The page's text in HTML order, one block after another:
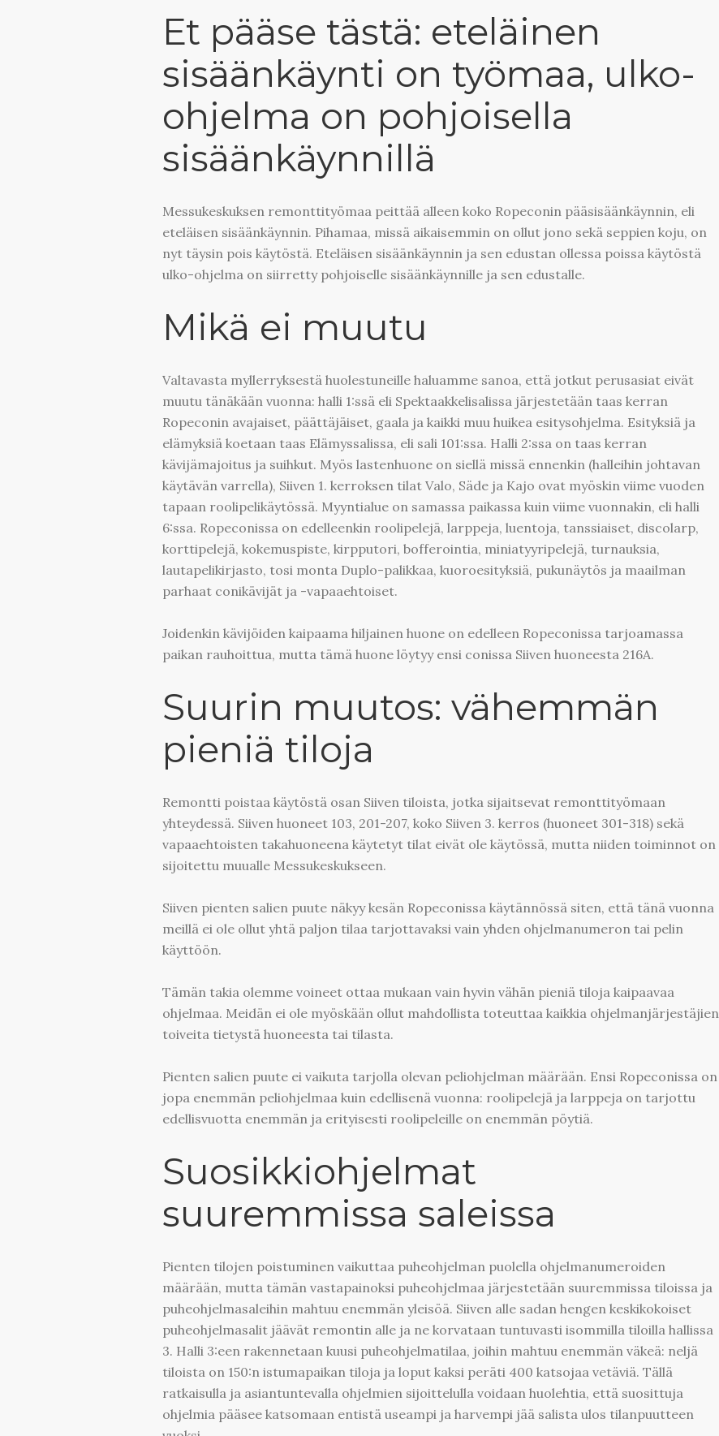
Et pääse tästä: eteläinen
sisäänkäynti on työmaa, ulko-
ohjelma on pohjoisella
sisäänkäynnillä
Messukeskuksen remonttityömaa peittää alleen koko Ropeconin pääsisäänkäynnin, eli
eteläisen sisäänkäynnin. Pihamaa, missä aikaisemmin on ollut jono sekä seppien koju, on
nyt täysin pois käytöstä. Eteläisen sisäänkäynnin ja sen edustan ollessa poissa käytöstä
ulko-ohjelma on siirretty pohjoiselle sisäänkäynnille ja sen edustalle.
Mikä ei muutu
Valtavasta myllerryksestä huolestuneille haluamme sanoa, että jotkut perusasiat eivät
muutu tänäkään vuonna: halli 1:ssä eli Spektaakkelisalissa järjestetään taas kerran
Ropeconin avajaiset, päättäjäiset, gaala ja kaikki muu huikea esitysohjelma. Esityksiä ja
elämyksiä koetaan taas Elämyssalissa, eli sali 101:ssa. Halli 2:ssa on taas kerran
kävijämajoitus ja suihkut. Myös lastenhuone on siellä missä ennenkin (halleihin johtavan
käytävän varrella), Siiven 1. kerroksen tilat Valo, Säde ja Kajo ovat myöskin viime vuoden
tapaan roolipelikäytössä. Myyntialue on samassa paikassa kuin viime vuonnakin, eli halli
6:ssa. Ropeconissa on edelleenkin roolipelejä, larppeja, luentoja, tanssiaiset, discolarp,
korttipelejä, kokemuspiste, kirpputori, bofferointia, miniatyyripelejä, turnauksia,
lautapelikirjasto, tosi monta Duplo-palikkaa, kuoroesityksiä, pukunäytös ja maailman
parhaat conikävijät ja -vapaaehtoiset.
Joidenkin kävijöiden kaipaama hiljainen huone on edelleen Ropeconissa tarjoamassa
paikan rauhoittua, mutta tämä huone löytyy ensi conissa Siiven huoneesta 216A.
Suurin muutos: vähemmän
pieniä tiloja
Remontti poistaa käytöstä osan Siiven tiloista, jotka sijaitsevat remonttityömaan
yhteydessä. Siiven huoneet 103, 201-207, koko Siiven 3. kerros (huoneet 301-318) sekä
vapaaehtoisten takahuoneena käytetyt tilat eivät ole käytössä, mutta niiden toiminnot on
sijoitettu muualle Messukeskukseen.
Siiven pienten salien puute näkyy kesän Ropeconissa käytännössä siten, että tänä vuonna
meillä ei ole ollut yhtä paljon tilaa tarjottavaksi vain yhden ohjelmanumeron tai pelin
käyttöön.
Tämän takia olemme voineet ottaa mukaan vain hyvin vähän pieniä tiloja kaipaavaa
ohjelmaa. Meidän ei ole myöskään ollut mahdollista toteuttaa kaikkia ohjelmanjärjestäjien
toiveita tietystä huoneesta tai tilasta.
Pienten salien puute ei vaikuta tarjolla olevan peliohjelman määrään. Ensi Ropeconissa on
jopa enemmän peliohjelmaa kuin edellisenä vuonna: roolipelejä ja larppeja on tarjottu
edellisvuotta enemmän ja erityisesti roolipeleille on enemmän pöytiä.
Suosikkiohjelmat
suuremmissa saleissa
Pienten tilojen poistuminen vaikuttaa puheohjelman puolella ohjelmanumeroiden
määrään, mutta tämän vastapainoksi puheohjelmaa järjestetään suuremmissa tiloissa ja
puheohjelmasaleihin mahtuu enemmän yleisöä. Siiven alle sadan hengen keskikokoiset
puheohjelmasalit jäävät remontin alle ja ne korvataan tuntuvasti isommilla tiloilla hallissa
3. Halli 3:een rakennetaan kuusi puheohjelmatilaa, joihin mahtuu enemmän väkeä: neljä
tiloista on 150:n istumapaikan tiloja ja loput kaksi peräti 400 katsojaa vetäviä. Tällä
ratkaisulla ja asiantuntevalla ohjelmien sijoittelulla voidaan huolehtia, että suosittuja
ohjelmia pääsee katsomaan entistä useampi ja harvempi jää salista ulos tilanpuutteen